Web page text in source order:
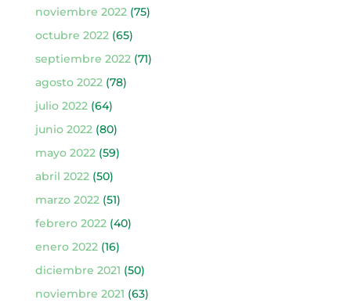
noviembre 2022(75)
octubre 2022(65)
septiembre 2022(71)
agosto 2022(78)
julio 2022(64)
junio 2022(80)
mayo 2022(59)
abril 2022(50)
marzo 2022(51)
febrero 2022(40)
enero 2022(16)
diciembre 2021 (50)
noviembre 2021 (63)